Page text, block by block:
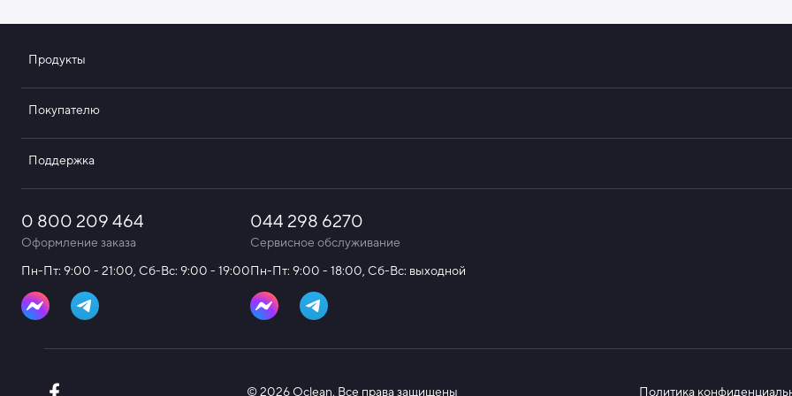
Продукты
Покупателю
Поддержка
0 800 209 464
Оформление заказа
Пн-Пт: 9:00 - 21:00, Сб-Вс: 9:00 - 19:00
044 298 6270
Сервисное обслуживание
Пн-Пт: 9:00 - 18:00, Сб-Вс: выходной
© 2026 Oclean. Все права защищены Политика